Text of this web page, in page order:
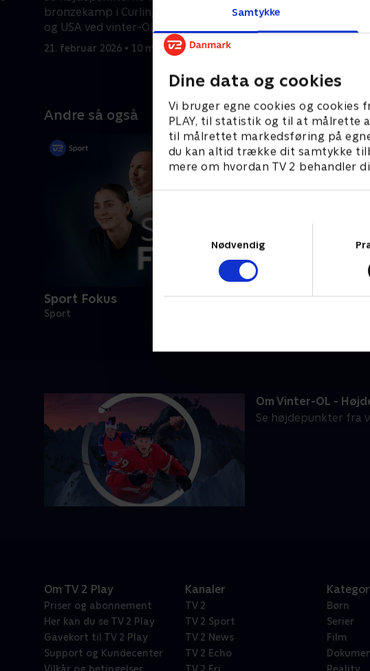
Samtykke
Dine data og cookies
Vi bruger egne cookies og cookies
PLAY, til statistik og til at målrette
til målrettet markedsføring på
du kan altid trække dit samtykke
mere om hvordan TV 2 behandler
Nødvendig
bronzekamp i Curling mellem Canada
og USA ved vinter-OL i Milano Cortina.
21. februar 2026 • 10 min
fællesstart i
de Besche.
Andre så også
Sport Fokus
Sport
Om Vinter-OL -
Se højdepunkter fra
Om TV 2 Play
Priser og abonnement
Her kan du se TV 2 Play
Gavekort til TV 2 Play
Support og Kundecenter
Kanaler
TV 2
TV 2 Sport
TV 2 News
TV 2 Echo
Børn
Serier
Film